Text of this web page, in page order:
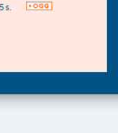
s. OGG